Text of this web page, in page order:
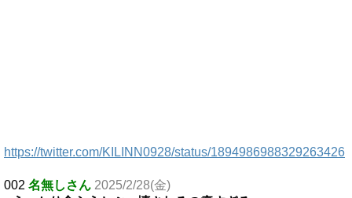
https://twitter.com/KILINN0928/status/1894986988329263426
002 名無しさん 2025/2/28(金)